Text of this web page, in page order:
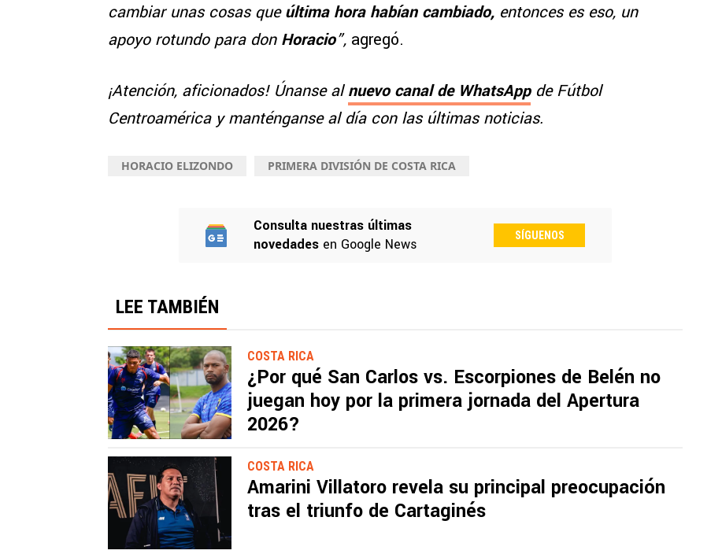
cambiar unas cosas queúltima hora habían cambiado, entonces es eso, un
apoyo rotundo para don Horacio”, agregó.
¡Atención, aficionados! Únanse alnuevo canal de WhatsAppde Fútbol
Centroamérica y manténganse al día con las últimas noticias.
HORACIO ELIZONDO PRIMERA DIVISIÓN DE COSTA RICA
Consulta nuestras últimas
novedades en Google News
SÍGUENOS
LEE TAMBIÉN
COSTA RICA
¿Por qué San Carlos vs. Escorpiones de Belén no
juegan hoy por la primera jornada del Apertura
2026?
COSTA RICA
Amarini Villatoro revela su principal preocupación
tras el triunfo de Cartaginés